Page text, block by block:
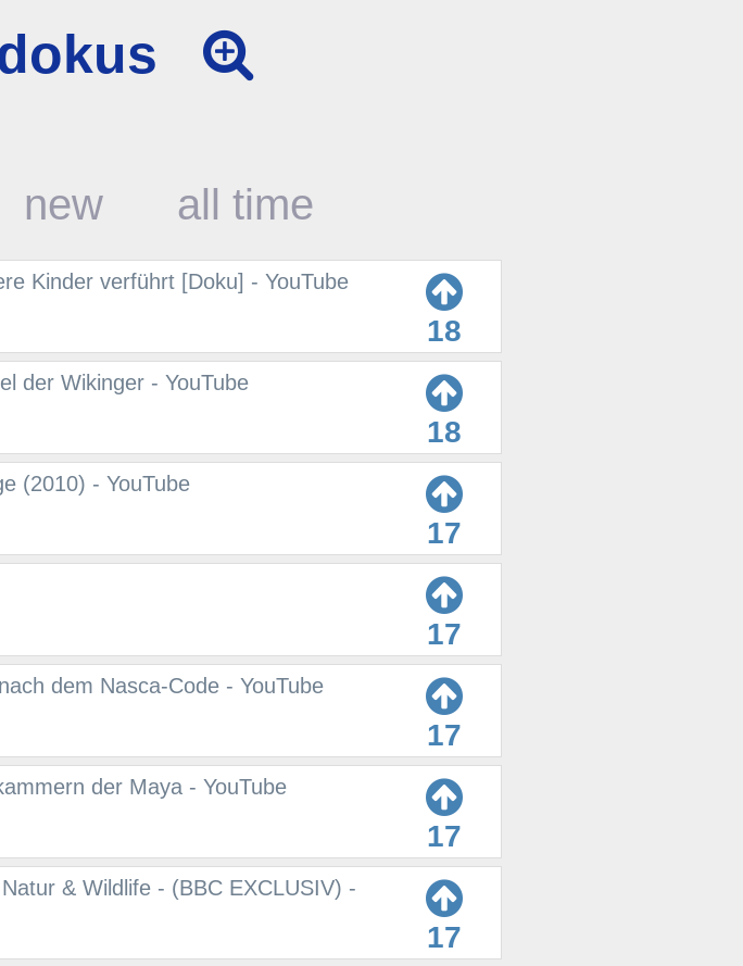
new
all time
Kinder verführt [Doku] - YouTube
18
der Wikinger - YouTube
18
(2010) - YouTube
17
17
dem Nasca-Code - YouTube
17
der Maya - YouTube
17
& Wildlife - (BBC EXCLUSIV) -
17